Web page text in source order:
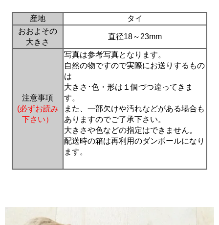
産地
タイ
おおよその
大きさ
直径18～23mm
注意事項
(必ずお読み
下さい）
写真は参考写真となります。
自然の物ですので実際にお送りするもの
は
大きさ･色・形は１個づつ違ってきま
す。
また、一部欠けや汚れなどがある場合も
ありますのでご了承下さい。
大きさや色などの指定はできません。
配送時の箱は再利用のダンボールになり
ます。